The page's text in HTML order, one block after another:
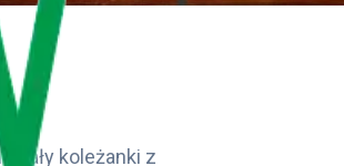
koleżanki z